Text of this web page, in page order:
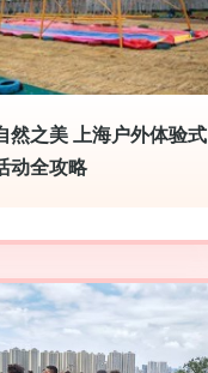
然之美 上海户外体验式
动全攻略